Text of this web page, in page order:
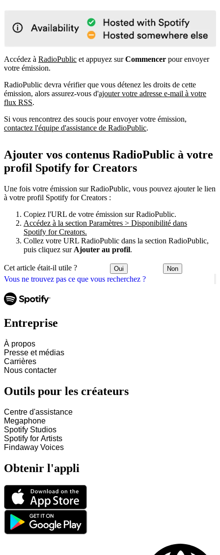
Vous ne trouvez pas ce que vous recherchez ?
Accédez à RadioPublic et appuyez surCommencer pour envoyer
votre émission.
RadioPublic devra vérifier que vous détenez les droits de cette
émission, alors assurez-vous d'ajouter votre adresse e-mail à votre
flux RSS.
Si vous rencontrez des soucis pour envoyer votre émission,
contactez l'équipe d'assistance de RadioPublic.
Ajouter vos contenus RadioPublic à votre
profil Spotify for Creators
Une fois votre émission sur RadioPublic, vous pouvez ajouter le lien
à votre profil Spotify for Creators :
Copiez l'URL de votre émission sur RadioPublic.
Accédez à la section Paramètres > Disponibilité dans
Spotify for Creators.
Collez votre URL RadioPublic dans la section RadioPublic,
puis cliquez sur Ajouter au profil.
Cet article était-il utile ? Oui Non
Entreprise
À propos
Presse et médias
Carrières
Nous contacter
Outils pour les créateurs
Centre d'assistance
Megaphone
Spotify Studios
Spotify for Artists
Findaway Voices
Obtenir l'appli